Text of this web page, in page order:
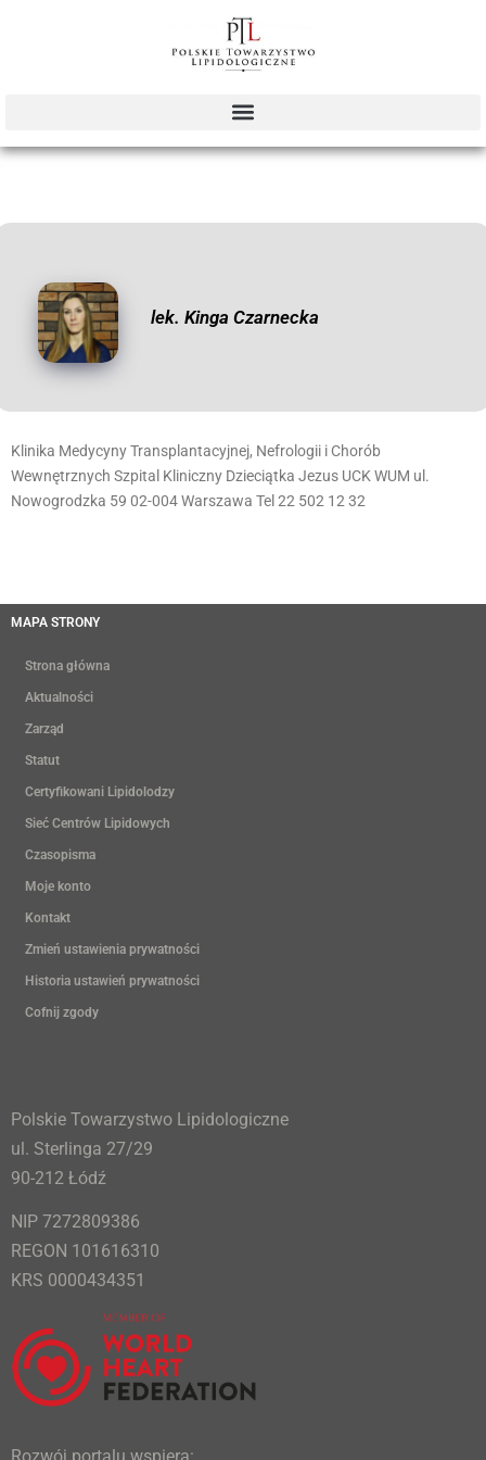
lek. Kinga Czarnecka
Klinika Medycyny Transplantacyjnej, Nefrologii i Chorób
Wewnętrznych Szpital Kliniczny Dzieciątka Jezus UCK WUM ul.
Nowogrodzka 59 02-004 Warszawa Tel 22 502 12 32
MAPA STRONY
Strona główna
Aktualności
Zarząd
Statut
Certyfikowani Lipidolodzy
Sieć Centrów Lipidowych
Czasopisma
Moje konto
Kontakt
Zmień ustawienia prywatności
Historia ustawień prywatności
Cofnij zgody
Polskie Towarzystwo Lipidologiczne
ul. Sterlinga 27/29
90-212 Łódź
NIP 7272809386
REGON 101616310
KRS 0000434351